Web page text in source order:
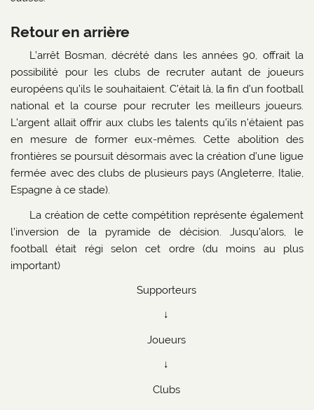
Retour en arrière
L’arrêt Bosman, décrété dans les années 90, offrait la
possibilité pour les clubs de recruter autant de joueurs
européens qu’ils le souhaitaient. C’était là, la fin d’un football
national et la course pour recruter les meilleurs joueurs.
L’argent allait offrir aux clubs les talents qu’ils n’étaient pas
en mesure de former eux-mêmes. Cette abolition des
frontières se poursuit désormais avec la création d’une ligue
fermée avec des clubs de plusieurs pays (Angleterre, Italie,
Espagne à ce stade).
La création de cette compétition représente également
l’inversion de la pyramide de décision. Jusqu’alors, le
football était régi selon cet ordre (du moins au plus
important)
Supporteurs
↓
Joueurs
↓
Clubs